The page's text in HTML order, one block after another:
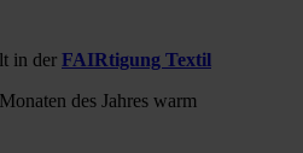
in der FAIRtigung Textil
des Jahres warm